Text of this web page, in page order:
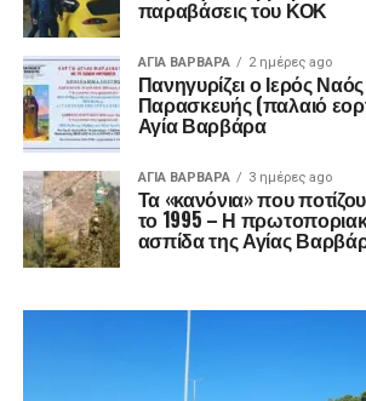
παραβάσεις του ΚΟΚ
ΑΓΙΑ ΒΑΡΒΑΡΑ 2 ημέρες ago
Πανηγυρίζει ο Ιερός
Παρασκευής (παλαιό
Αγία Βαρβάρα
ΑΓΙΑ ΒΑΡΒΑΡΑ 3 ημέρες ago
Τα «κανόνια» που
το 1995 – Η
ασπίδα της Αγίας